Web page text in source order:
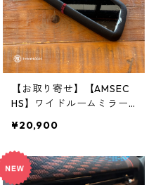
【お取り寄せ】【AMSEC
HS】ワイドルームミラー
¥20,900